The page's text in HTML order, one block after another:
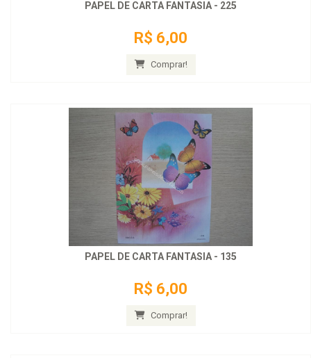
PAPEL DE CARTA FANTASIA - 225
R$ 6,00
Comprar!
PAPEL DE CARTA FANTASIA - 135
R$ 6,00
Comprar!